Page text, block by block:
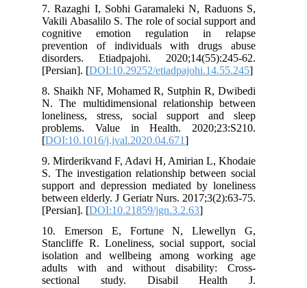
7. Razaghi I, Sobhi Garamaleki N,
Vakili Abasalilo S. The role of social
cognitive emotion regulation in
prevention of individuals with
disorders. Etiadpajohi.
[Persian]. [DOI:10.29252/
8. Shaikh NF, Mohamed R, Sutphin
N. The multidimensional relationship
loneliness, stress, social support
problems. Value in Health.
[DOI:10.1016/j.jval.2020.04.671
9. Mirderikvand F, Adavi H, Amirian L,
S. The investigation relationship
support and depression mediated by
between elderly. J Geriatr Nurs.
[Persian]. [DOI:10.21859/jgn.3.2.63
10. Emerson E, Fortune N,
Stancliffe R. Loneliness, social
isolation and wellbeing among
adults with and without
sectional study. Disabil